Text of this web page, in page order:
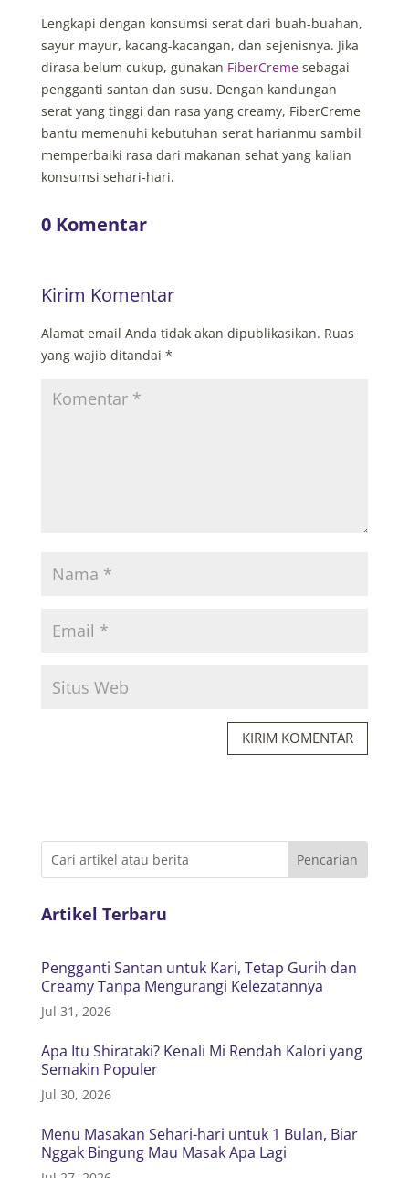
Lengkapi dengan konsumsi serat dari buah-buahan,
sayur mayur, kacang-kacangan, dan sejenisnya. Jika
dirasa belum cukup, gunakan FiberCremesebagai
pengganti santan dan susu. Dengan kandungan
serat yang tinggi dan rasa yang creamy, FiberCreme
bantu memenuhi kebutuhan serat harianmu sambil
memperbaiki rasa dari makanan sehat yang kalian
konsumsi sehari-hari.
0 Komentar
Kirim Komentar
Alamat email Anda tidak akan dipublikasikan. Ruas
yang wajib ditandai *
KIRIM KOMENTAR
Artikel Terbaru
Pengganti Santan untuk Kari, Tetap Gurih dan
Creamy Tanpa Mengurangi Kelezatannya
Jul 31, 2026
Apa Itu Shirataki? Kenali Mi Rendah Kalori yang
Semakin Populer
Jul 30, 2026
Menu Masakan Sehari-hari untuk 1 Bulan, Biar
Nggak Bingung Mau Masak Apa Lagi